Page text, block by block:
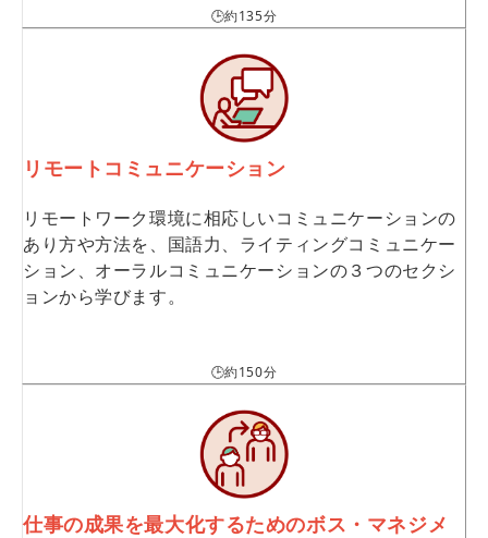
🕒約135分
リモートコミュニケーション
リモートワーク環境に相応しいコミュニケーションの
あり方や方法を、国語力、ライティングコミュニケー
ション、オーラルコミュニケーションの３つのセクシ
ョンから学びます。
🕒約150分
仕事の成果を最大化するためのボス・マネジメ